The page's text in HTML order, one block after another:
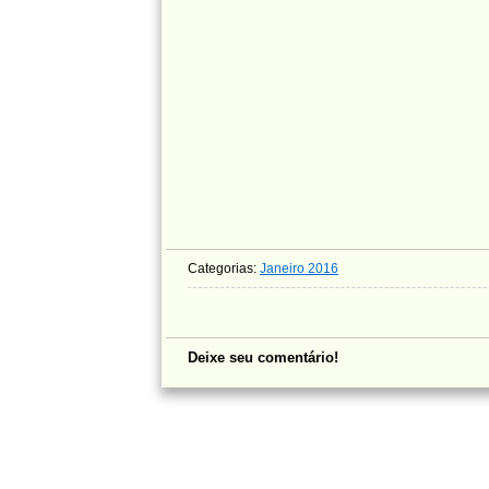
Categorias: Janeiro 2016
Deixe seu comentário!